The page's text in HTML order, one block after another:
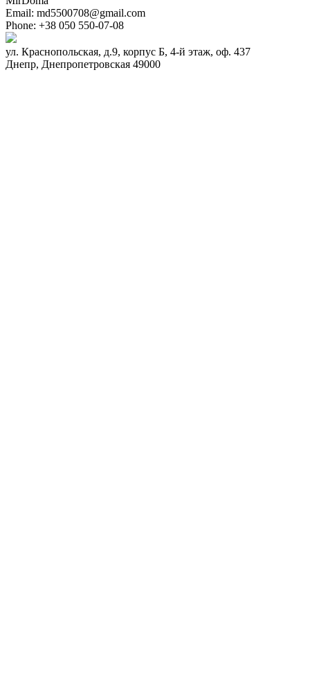
Email: md5500708@gmail.com
Phone: +38 050 550-07-08
ул. Краснопольская, д.9, корпус Б, 4-й этаж, оф. 437
Днепр, Днепропетровская 49000